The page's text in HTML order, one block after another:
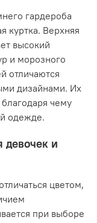
гардероба
куртка. Верхняя
высокий
и морозного
отличаются
дизайнами. Их
чему
одежде.
девочек и
цветом,
при выборе